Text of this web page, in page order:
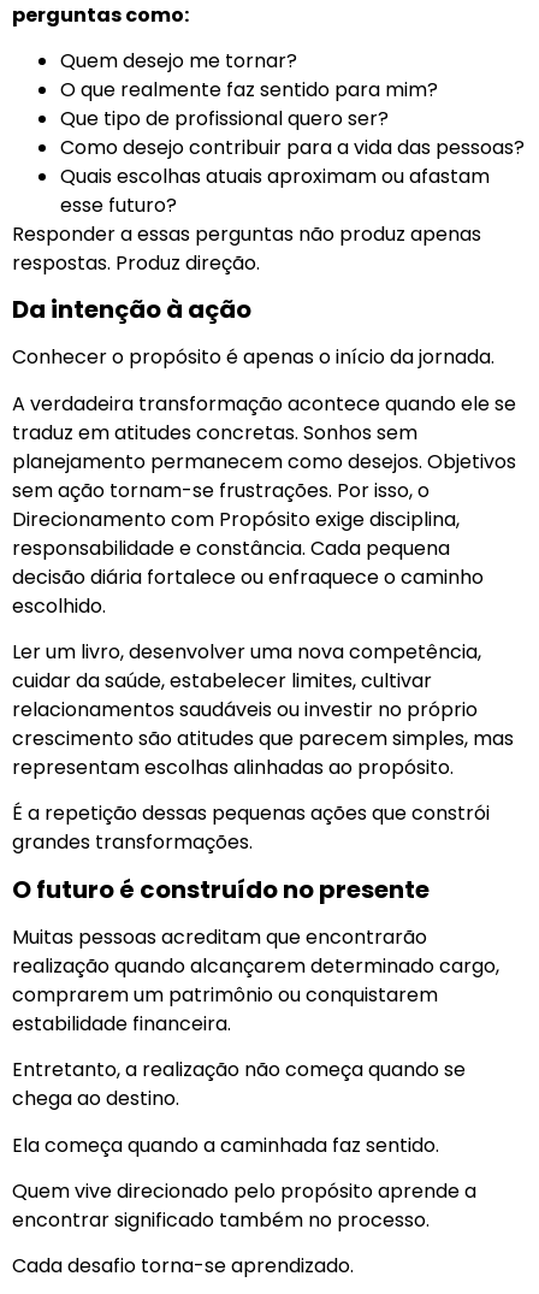
perguntas como:
Quem desejo me tornar?
O que realmente faz sentido para mim?
Que tipo de profissional quero ser?
Como desejo contribuir para a vida das pessoas?
Quais escolhas atuais aproximam ou afastam
esse futuro?
Responder a essas perguntas não produz apenas
respostas. Produz direção.
Da intenção à ação
Conhecer o propósito é apenas o início da jornada.
A verdadeira transformação acontece quando ele se
traduz em atitudes concretas. Sonhos sem
planejamento permanecem como desejos. Objetivos
sem ação tornam-se frustrações. Por isso, o
Direcionamento com Propósito exige disciplina,
responsabilidade e constância. Cada pequena
decisão diária fortalece ou enfraquece o caminho
escolhido.
Ler um livro, desenvolver uma nova competência,
cuidar da saúde, estabelecer limites, cultivar
relacionamentos saudáveis ou investir no próprio
crescimento são atitudes que parecem simples, mas
representam escolhas alinhadas ao propósito.
É a repetição dessas pequenas ações que constrói
grandes transformações.
O futuro é construído no presente
Muitas pessoas acreditam que encontrarão
realização quando alcançarem determinado cargo,
comprarem um patrimônio ou conquistarem
estabilidade financeira.
Entretanto, a realização não começa quando se
chega ao destino.
Ela começa quando a caminhada faz sentido.
Quem vive direcionado pelo propósito aprende a
encontrar significado também no processo.
Cada desafio torna-se aprendizado.